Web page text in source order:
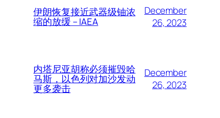
伊朗恢复接近武器级铀浓
缩的放缓 – IAEA
December
26, 2023
内塔尼亚胡称必须摧毁哈
马斯，以色列对加沙发动
更多袭击
December
26, 2023